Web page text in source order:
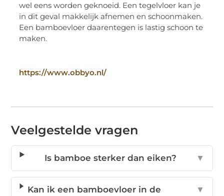
wel eens worden geknoeid. Een tegelvloer kan je
in dit geval makkelijk afnemen en schoonmaken.
Een bamboevloer daarentegen is lastig schoon te
maken.
https://www.obbyo.nl/
Veelgestelde vragen
Is bamboe sterker dan eiken? ▼
Kan ik een bamboevloer in de
▼